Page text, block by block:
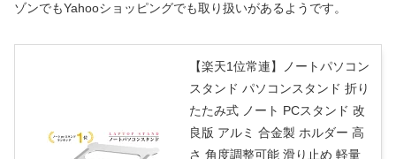
ゾンでもYahooショッピングでも取り扱いがあるようです。
【楽天1位常連】ノートパソコン
スタンド パソコンスタンド 折り
たたみ式 ノート PCスタンド 改
良版 アルミ 合金製 ホルダー 高
さ 角度調整可能 滑り止め 軽量